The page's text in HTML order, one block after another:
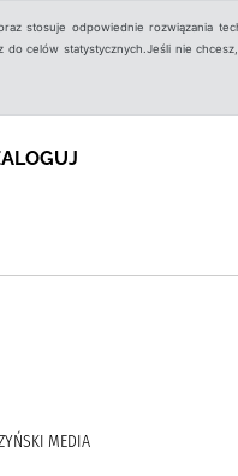
stosuje odpowiednie rozwiązania
celów statystycznych.Jeśli nie
MEDIA